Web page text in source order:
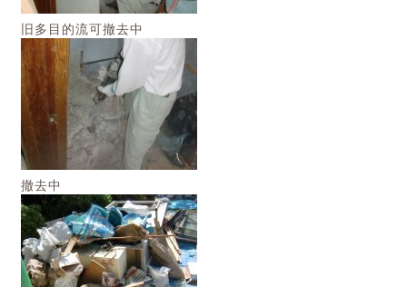
旧多目的流可撤去中
撤去中